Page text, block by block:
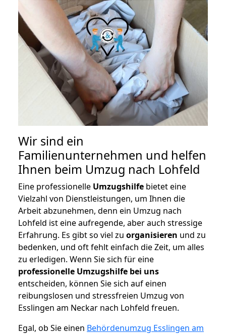
Wir sind ein
Familienunternehmen und helfen
Ihnen beim Umzug nach Lohfeld
Eine professionelle Umzugshilfe bietet eine
Vielzahl von Dienstleistungen, um Ihnen die
Arbeit abzunehmen, denn ein Umzug nach
Lohfeld ist eine aufregende, aber auch stressige
Erfahrung. Es gibt so viel zu organisieren und zu
bedenken, und oft fehlt einfach die Zeit, um alles
zu erledigen. Wenn Sie sich für eine
professionelle Umzugshilfe bei uns
entscheiden, können Sie sich auf einen
reibungslosen und stressfreien Umzug von
Esslingen am Neckar nach Lohfeld freuen.
Egal, ob Sie einen Behördenumzug Esslingen am